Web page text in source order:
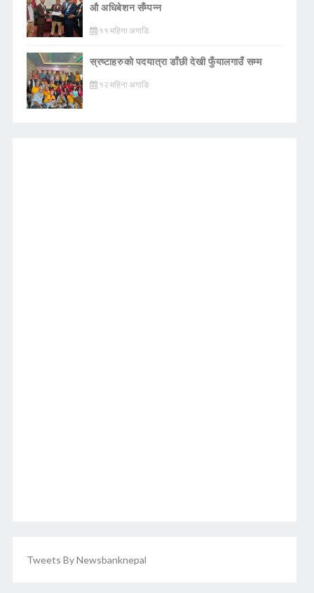
औ अधिबेशन सँम्पन्न
११ महिना अगाडि
स्रष्टाहरुको पदयात्रा डाँछी देखी फुँयालगाउँ सम्म
१२ महिना अगाडि
Tweets By Newsbanknepal